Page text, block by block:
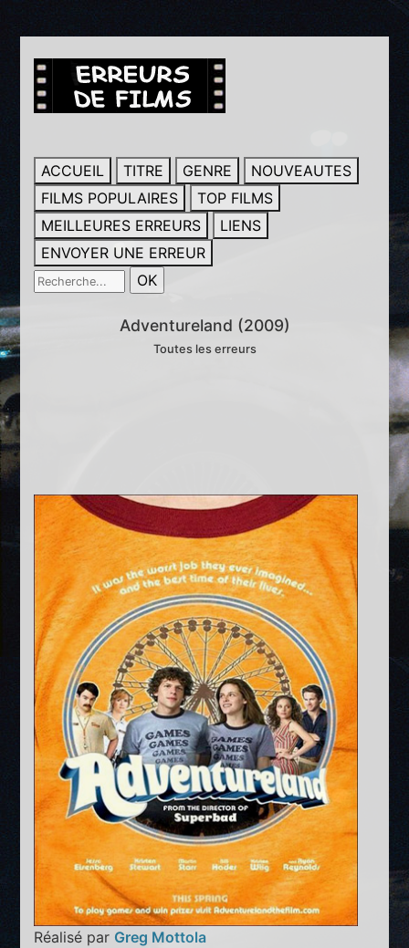
ACCUEIL TITRE GENRE
NOUVEAUTES
FILMS POPULAIRES
TOP FILMS
MEILLEURES ERREURS
LIENS
ENVOYER UNE ERREUR
Adventureland (2009)
Toutes les erreurs
Réalisé par Greg Mottola